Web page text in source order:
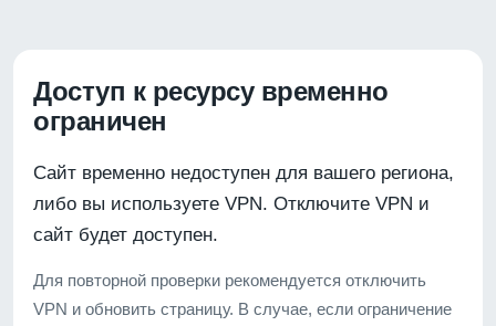
Доступ к ресурсу временно
ограничен
Сайт временно недоступен для вашего региона,
либо вы используете VPN. Отключите VPN и
сайт будет доступен.
Для повторной проверки рекомендуется отключить
VPN и обновить страницу. В случае, если ограничение